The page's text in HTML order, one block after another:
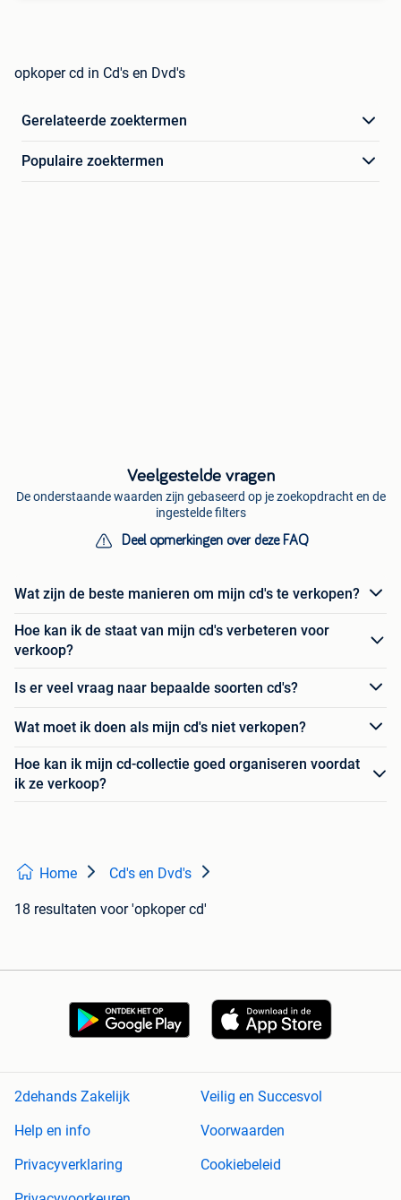
opkoper cd in Cd's en Dvd's
Gerelateerde zoektermen
Populaire zoektermen
Veelgestelde vragen
De onderstaande waarden zijn gebaseerd op je zoekopdracht en de
ingestelde filters
Deel opmerkingen over deze FAQ
Wat zijn de beste manieren om mijn cd's te verkopen?
Hoe kan ik de staat van mijn cd's verbeteren voor
verkoop?
Is er veel vraag naar bepaalde soorten cd's?
Wat moet ik doen als mijn cd's niet verkopen?
Hoe kan ik mijn cd-collectie goed organiseren voordat
ik ze verkoop?
Home Cd's en Dvd's
18 resultaten voor 'opkoper cd'
2dehands Zakelijk
Veilig en Succesvol
Help en info
Voorwaarden
Privacyverklaring
Cookiebeleid